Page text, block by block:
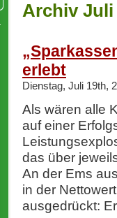
Archiv Juli
erlebt
Dienstag, Juli 19th,
Als wären alle
auf einer
das über
An der Ems
in der
ausgedrückt: